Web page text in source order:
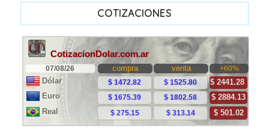
COTIZACIONES